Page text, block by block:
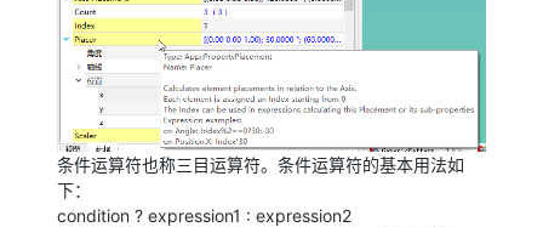
条件运算符也称三目运算符。条件运算符的基本用法如
下：
condition ? expression1 : expression2